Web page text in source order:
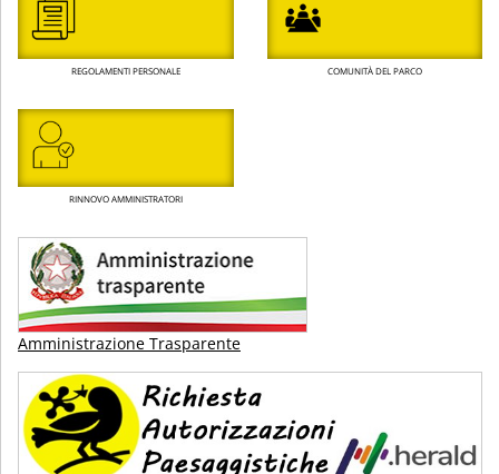
REGOLAMENTI PERSONALE COMUNITÀ DEL PARCO
RINNOVO AMMINISTRATORI
Amministrazione Trasparente